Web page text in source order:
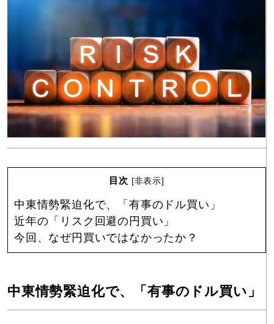
目次 [非表示]
中東情勢緊迫化で、「有事のドル買い」
近年の「リスク回避の円買い」
今回、なぜ円買いではなかったか？
中東情勢緊迫化で、「有事のドル買い」